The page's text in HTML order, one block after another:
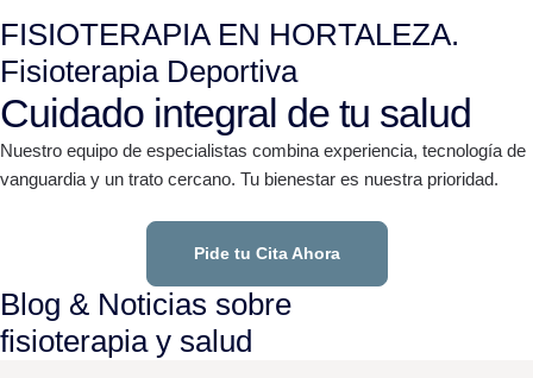
FISIOTERAPIA EN HORTALEZA.
Fisioterapia Deportiva
Cuidado integral de tu salud
Nuestro equipo de especialistas combina experiencia, tecnología de
vanguardia y un trato cercano. Tu bienestar es nuestra prioridad.
Pide tu Cita Ahora
Blog & Noticias sobre
fisioterapia y salud